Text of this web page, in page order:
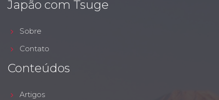
Japão com Tsuge
Sobre
Contato
Conteúdos
Artigos